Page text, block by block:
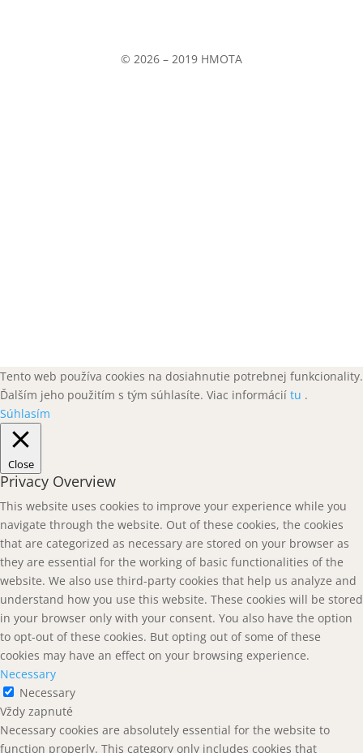
© 2026 – 2019 HMOTA
Tento web používa cookies na dosiahnutie potrebnej funkcionality.
Ďalším jeho použitím s tým súhlasíte. Viac informácií tu .
Súhlasím
Close
Privacy Overview
This website uses cookies to improve your experience while you
navigate through the website. Out of these cookies, the cookies
that are categorized as necessary are stored on your browser as
they are essential for the working of basic functionalities of the
website. We also use third-party cookies that help us analyze and
understand how you use this website. These cookies will be stored
in your browser only with your consent. You also have the option
to opt-out of these cookies. But opting out of some of these
cookies may have an effect on your browsing experience.
Necessary
Necessary
Vždy zapnuté
Necessary cookies are absolutely essential for the website to
function properly. This category only includes cookies that